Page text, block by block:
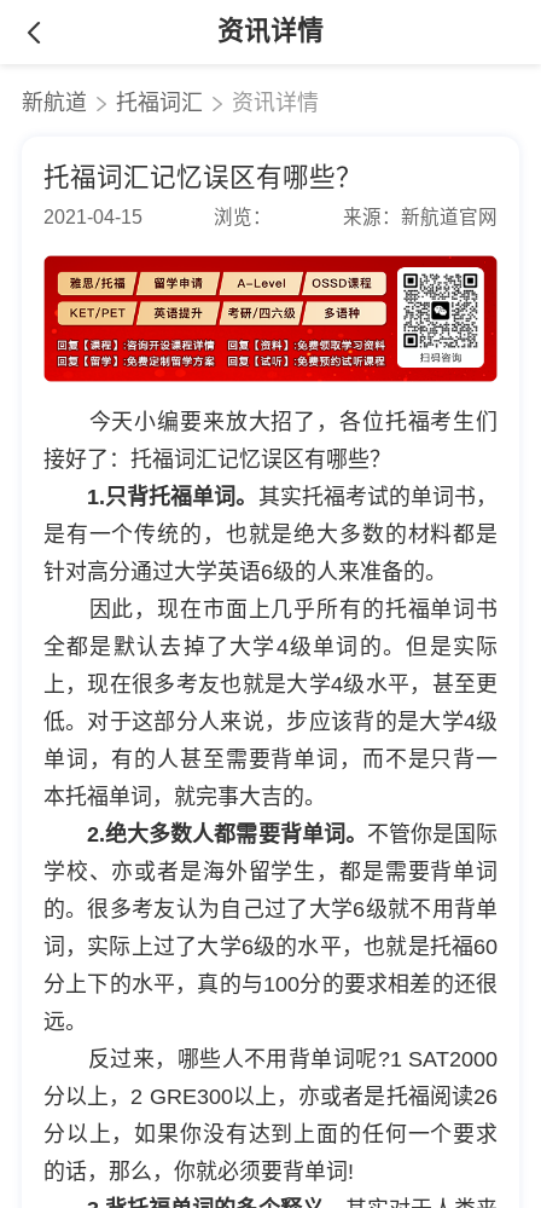
资讯详情
新航道 托福词汇 资讯详情
托福词汇记忆误区有哪些？
2021-04-15 浏览： 来源：新航道官网
今天小编要来放大招了，各位托福考生们
接好了： 托福词汇记忆误区有哪些？
1.只背托福单词。 其实托福考试的单词书，
是有一个传统的，也就是绝大多数的材料都是
针对高分通过大学英语6级的人来准备的。
因此，现在市面上几乎所有的托福单词书
全都是默认去掉了大学4级单词的。但是实际
上，现在很多考友也就是大学4级水平，甚至更
低。对于这部分人来说，步应该背的是大学4级
单词，有的人甚至需要背单词，而不是只背一
本托福单词，就完事大吉的。
2.绝大多数人都需要背单词。 不管你是国际
学校、亦或者是海外留学生，都是需要背单词
的。很多考友认为自己过了大学6级就不用背单
词，实际上过了大学6级的水平，也就是托福60
分上下的水平，真的与100分的要求相差的还很
远。
反过来，哪些人不用背单词呢?1 SAT2000
分以上，2 GRE300以上，亦或者是托福阅读26
分以上，如果你没有达到上面的任何一个要求
的话，那么，你就必须要背单词!